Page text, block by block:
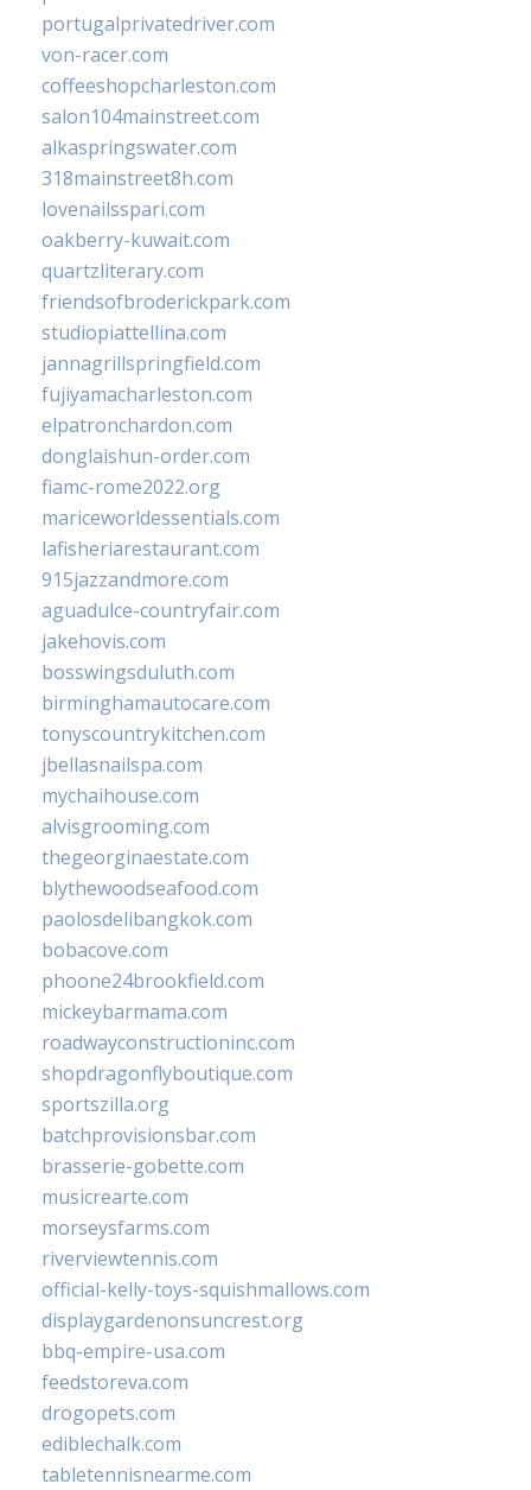
portugalprivatedriver.com
von-racer.com
coffeeshopcharleston.com
salon104mainstreet.com
alkaspringswater.com
318mainstreet8h.com
lovenailsspari.com
oakberry-kuwait.com
quartzliterary.com
friendsofbroderickpark.com
studiopiattellina.com
jannagrillspringfield.com
fujiyamacharleston.com
elpatronchardon.com
donglaishun-order.com
fiamc-rome2022.org
mariceworldessentials.com
lafisheriarestaurant.com
915jazzandmore.com
aguadulce-countryfair.com
jakehovis.com
bosswingsduluth.com
birminghamautocare.com
tonyscountrykitchen.com
jbellasnailspa.com
mychaihouse.com
alvisgrooming.com
thegeorginaestate.com
blythewoodseafood.com
paolosdelibangkok.com
bobacove.com
phoone24brookfield.com
mickeybarmama.com
roadwayconstructioninc.com
shopdragonflyboutique.com
sportszilla.org
batchprovisionsbar.com
brasserie-gobette.com
musicrearte.com
morseysfarms.com
riverviewtennis.com
official-kelly-toys-squishmallows.com
displaygardenonsuncrest.org
bbq-empire-usa.com
feedstoreva.com
drogopets.com
ediblechalk.com
tabletennisnearme.com